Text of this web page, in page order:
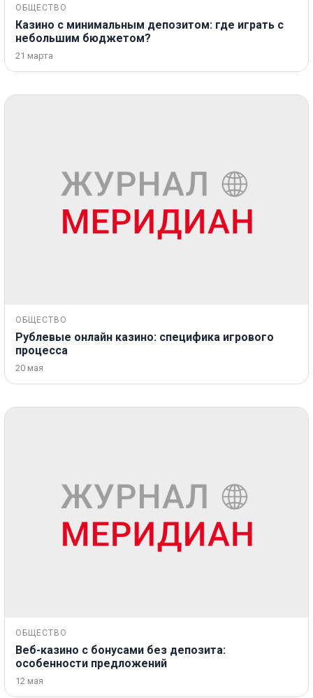
ОБЩЕСТВО
Казино с минимальным депозитом: где играть с
небольшим бюджетом?
21 марта
ОБЩЕСТВО
Рублевые онлайн казино: специфика игрового
процесса
20 мая
ОБЩЕСТВО
Веб-казино с бонусами без депозита:
особенности предложений
12 мая